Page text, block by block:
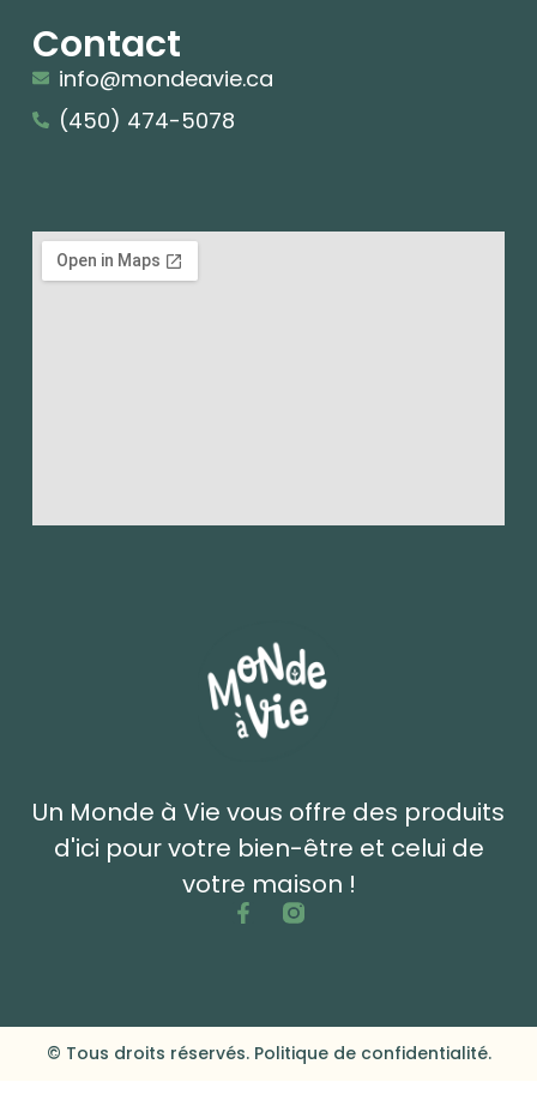
Un Monde à Vie vous offre des produits
d'ici pour votre bien-être et celui de
votre maison !
Contact
info@mondeavie.ca
(450) 474-5078
© Tous droits réservés. Politique de confidentialité.